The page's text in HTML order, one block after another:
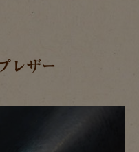
レザー